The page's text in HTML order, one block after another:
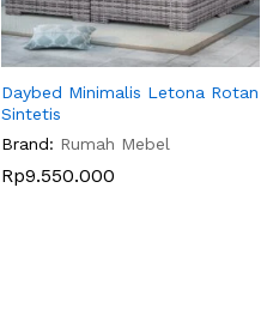
Daybed Minimalis Letona Rotan
Sintetis
Brand: Rumah Mebel
Rp9.550.000
Rp9.550.000